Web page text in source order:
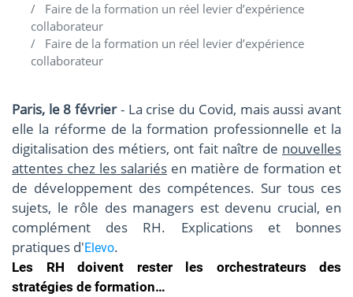
Faire de la formation un réel levier d’expérience
collaborateur
Faire de la formation un réel levier d’expérience
collaborateur
Paris, le 8 février- La crise du Covid, mais aussi avant
elle la réforme de la formation professionnelle et la
digitalisation des métiers, ont fait naître de nouvelles
attentes chez les salariés en matière de formation et
de développement des compétences. Sur tous ces
sujets, le rôle des managers est devenu crucial, en
complément des RH. Explications et bonnes
pratiques d'Elevo.
Les RH doivent rester les orchestrateurs des
stratégies de formation…